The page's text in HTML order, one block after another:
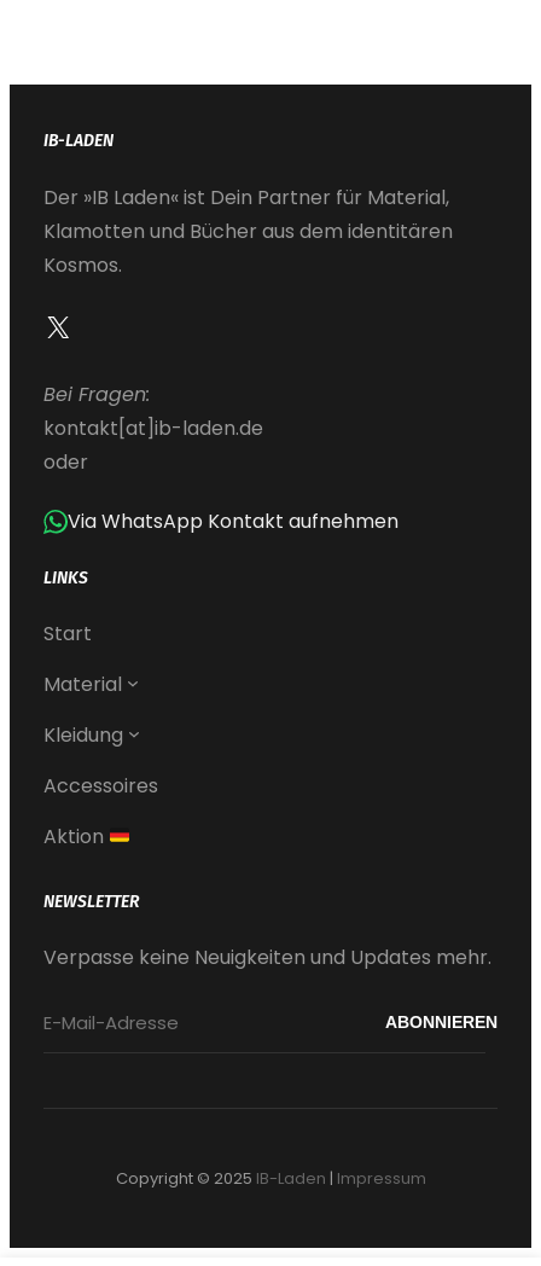
IB-LADEN
Der »IB Laden« ist Dein Partner für Material,
Klamotten und Bücher aus dem identitären
Kosmos.
Bei Fragen:
kontakt[at]ib-laden.de
oder
Via WhatsApp Kontakt aufnehmen
LINKS
Start
Material
Kleidung
Accessoires
Aktion
NEWSLETTER
Verpasse keine Neuigkeiten und Updates mehr.
Copyright © 2025 IB-Laden | Impressum